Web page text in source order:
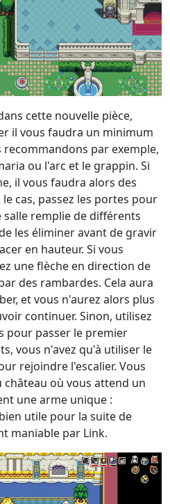
cette nouvelle pièce,
il vous faudra un minimum
par exemple,
ou l'arc et le grappin. Si
il vous faudra alors des
cas, passez les portes pour
remplie de différents
les éliminer avant de gravir
en hauteur. Si vous
une flèche en direction de
des rambardes. Cela aura
et vous n'aurez alors plus
continuer. Sinon, utilisez
pour passer le premier
vous n'avez qu'à utiliser le
rejoindre l'escalier. Vous
où vous attend un
une arme unique :
utile pour la suite de
maniable par Link.